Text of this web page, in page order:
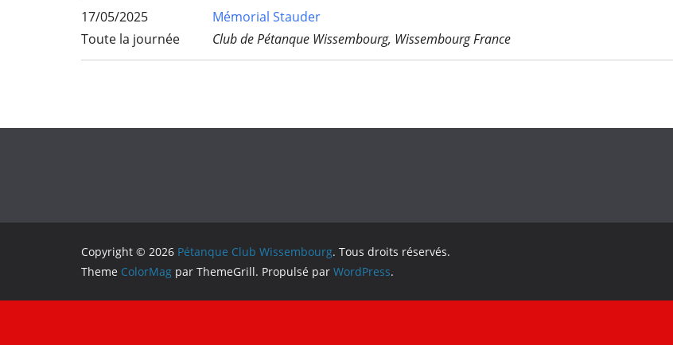
17/05/2025
Toute la journée
Mémorial Stauder
Club de Pétanque Wissembourg, Wissembourg France
Copyright © 2026 Pétanque Club Wissembourg. Tous droits réservés.
Theme ColorMag par ThemeGrill. Propulsé par WordPress.